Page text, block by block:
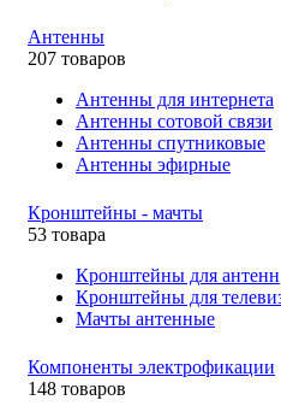
Антенны
207 товаров
Антенны для интернета
Антенны сотовой связи
Антенны спутниковые
Антенны эфирные
Кронштейны - мачты
53 товара
Кронштейны для антенн
Кронштейны для
Мачты антенные
Компоненты электрофикации
148 товаров